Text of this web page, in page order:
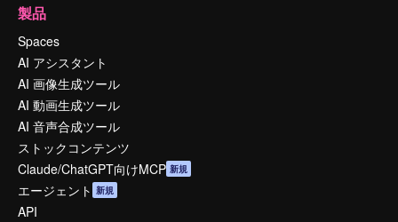
製品
Spaces
AI アシスタント
AI 画像生成ツール
AI 動画生成ツール
AI 音声合成ツール
ストックコンテンツ
Claude/ChatGPT向けMCP 新規
エージェント 新規
API